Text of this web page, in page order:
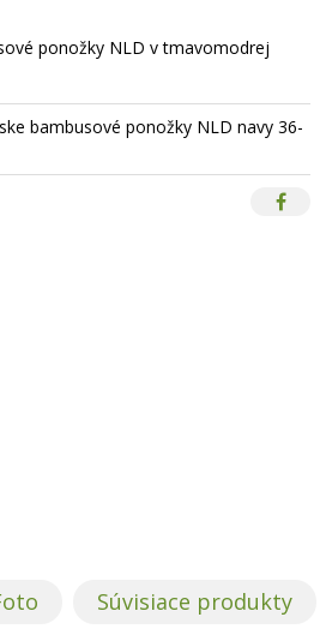
ponožky NLD v tmavomodrej
bambusové ponožky NLD navy 36-
Súvisiace produkty